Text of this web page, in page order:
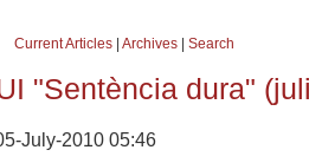
Current Articles| Archives| Search
"Sentència dura"
July-2010 05:46